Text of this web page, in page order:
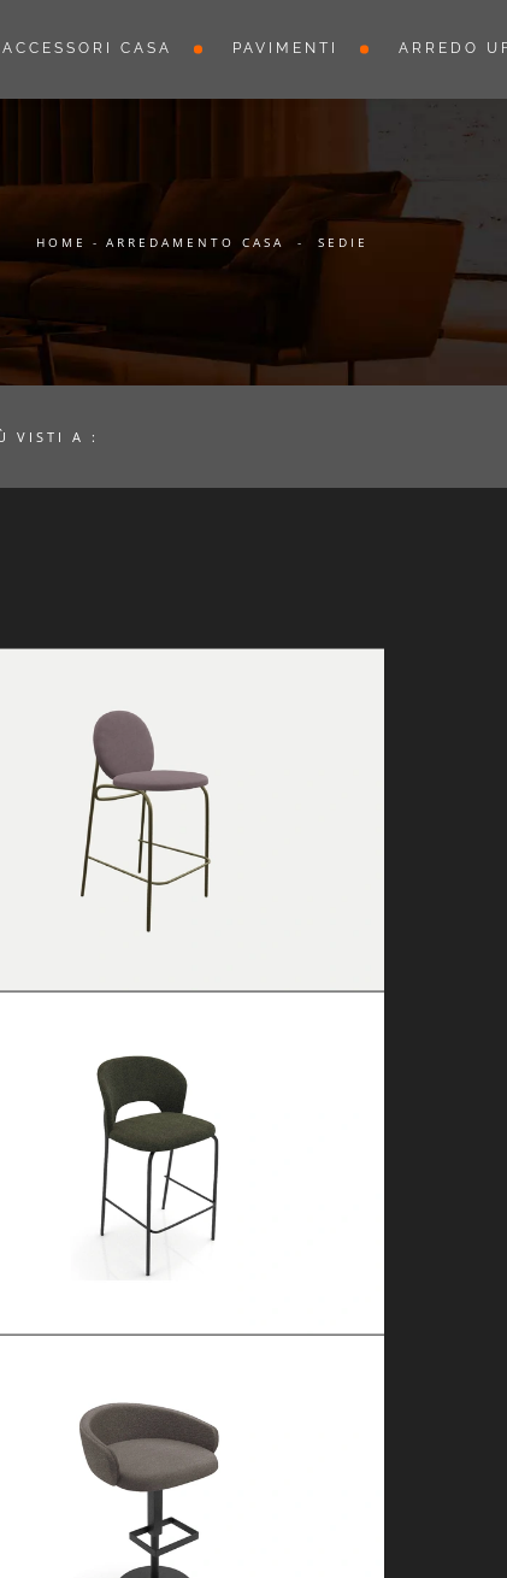
ACCESSORI CASA PAVIMENTI ARREDO
HOME - ARREDAMENTO CASA - SEDIE
VISTI A :